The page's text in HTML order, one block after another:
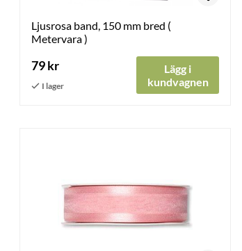
Ljusrosa band, 150 mm bred (
Metervara )
79 kr
Lägg i
kundvagnen